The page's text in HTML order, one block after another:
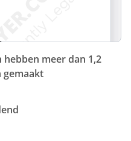
hebben meer dan 1,2
gemaakt
aanwezig is.
dat je: